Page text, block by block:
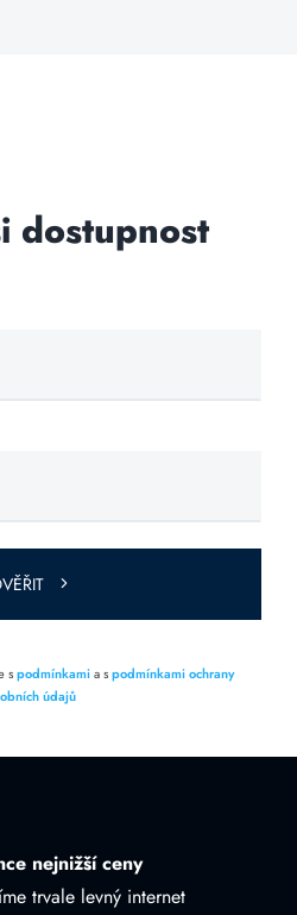
dostupnost
spodmínkamia spodmínkami ochrany
údajů
nejnižší ceny
trvale levný internet